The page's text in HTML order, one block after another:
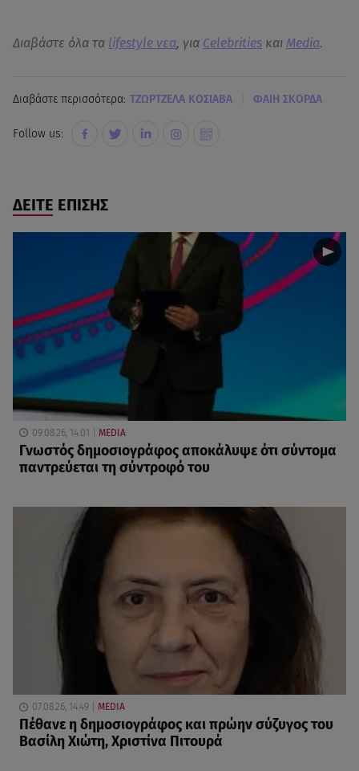
Διαβάστε όλα τα lifestyle νεα, για Celebrities και Media.
Διαβάστε περισσότερα: ΤΖΩΡΤΖΕΛΑ ΚΟΣΙΑΒΑ ΦΑΙΗ ΣΚΟΡΔΑ
Follow us:
ΔΕΙΤΕ ΕΠΙΣΗΣ
09.08.26, 14:01 MEDIA
Γνωστός δημοσιογράφος αποκάλυψε ότι σύντομα
παντρεύεται τη σύντροφό του
07.08.26, 14:49 MEDIA
Πέθανε η δημοσιογράφος και πρώην σύζυγος του
Βασίλη Χιώτη, Χριστίνα Πιτουρά